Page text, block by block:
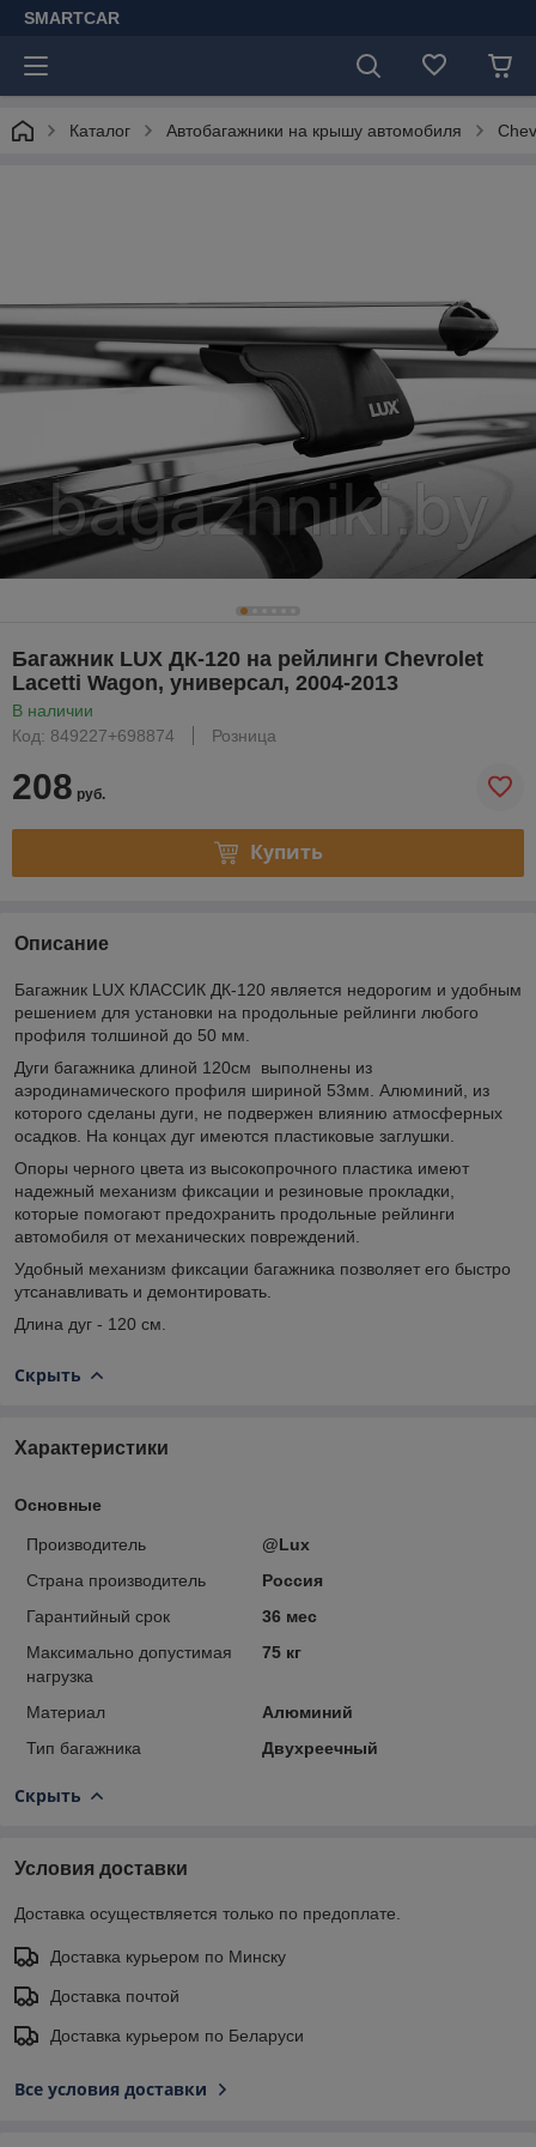
SMARTCAR
Каталог Автобагажники на крышу автомобиля
Багажник LUX ДК-120 на рейлинги Chevrolet
Lacetti Wagon, универсал, 2004-2013
В наличии
Код: 849227+698874
Розница
208 руб.
Купить
Описание
Багажник LUX КЛАССИК ДК-120 является недорогим и удобным
решением для установки на продольные рейлинги любого
профиля толшиной до 50 мм.
Дуги багажника длиной 120см выполнены из
аэродинамического профиля шириной 53мм. Алюминий, из
которого сделаны дуги, не подвержен влиянию атмосферных
осадков. На концах дуг имеются пластиковые заглушки.
Опоры черного цвета из высокопрочного пластика имеют
надежный механизм фиксации и резиновые прокладки,
которые помогают предохранить продольные рейлинги
автомобиля от механических повреждений.
Удобный механизм фиксации багажника позволяет его быстро
утсанавливать и демонтировать.
Длина дуг - 120 см.
Скрыть
Характеристики
Основные
Производитель
@Lux
Страна производитель
Россия
Гарантийный срок
36 мес
Максимально допустимая
нагрузка
75 кг
Материал
Алюминий
Тип багажника
Двухреечный
Скрыть
Условия доставки
Доставка осуществляется только по предоплате.
Доставка курьером по Минску
Доставка почтой
Доставка курьером по Беларуси
Все условия доставки